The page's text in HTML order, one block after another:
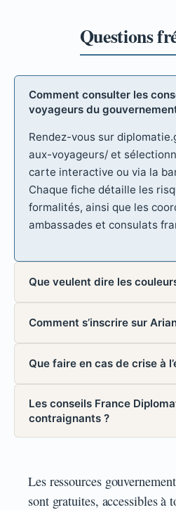
Comment consulter les
voyageurs du
Rendez-vous sur
aux-voyageurs/ et
carte interactive ou via la
Chaque fiche détaille les
formalités, ainsi que les
ambassades et consulats
Que veulent dire les
Comment s’inscrire sur
Que faire en cas de crise à
Les conseils France
contraignants ?
Les ressources
sont gratuites, accessibles à